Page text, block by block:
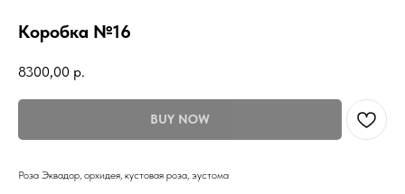
Коробка №16
8300,00 р.
BUY NOW
Роза Эквадор, орхидея, кустовая роза, эустома